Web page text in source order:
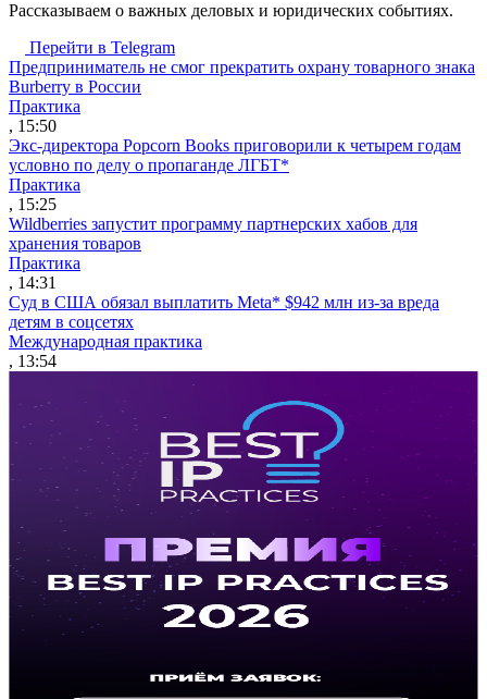
Рассказываем о важных деловых и юридических событиях.
Перейти в Telegram
Предприниматель не смог прекратить охрану товарного знака
Burberry в России
Практика
, 15:50
Экс-директора Popcorn Books приговорили к четырем годам
условно по делу о пропаганде ЛГБТ*
Практика
, 15:25
Wildberries запустит программу партнерских хабов для
хранения товаров
Практика
, 14:31
Суд в США обязал выплатить Meta* $942 млн из-за вреда
детям в соцсетях
Международная практика
, 13:54